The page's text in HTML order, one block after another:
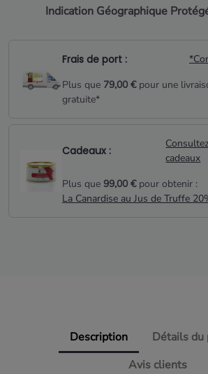
Indication Géographique
Frais de port :
Plus que 79,00 €pour une
gratuite*
Cadeaux :
cadeaux
Plus que 99,00 €pour obtenir :
La Canardise au Jus de Truffe
Description
Détails du
Avis clients